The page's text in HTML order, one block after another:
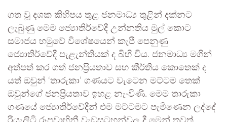
ගත වූ දශක කිහිපය තුළ ජනමාධ්‍ය තුළින් දක්නට
ලැබුණු මෙම ජ්‍යොතිර්වේදී උන්නතිය මුල් කොට
සමාජය හමුවේ විශේෂයෙන් කැපී පෙනුණු
ජ්‍යොතිර්වේදී පැළැන්තියක් ද බිහි විය. ජනමාධ්‍ය මගින්
අත්පත් කර ගත් ජනප්‍රියතාව සහ කීර්තිය කොතෙක් ද
යත් ඔවුන් ‘තාරුකා’ ගණයට වැටෙන මට්ටම තෙක්
ඔවුන්ගේ ජනප්‍රියතාව ඉහළ නැංවිණි. මෙම තාරුකා
ගණයේ ජ්‍යොතිර්වේදීන් එම මට්ටමට පැමිණෙන ලද්දේ